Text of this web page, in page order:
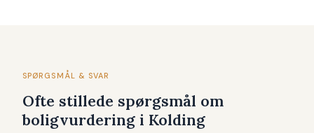
SPØRGSMÅL & SVAR
Ofte stillede spørgsmål om
boligvurdering i Kolding